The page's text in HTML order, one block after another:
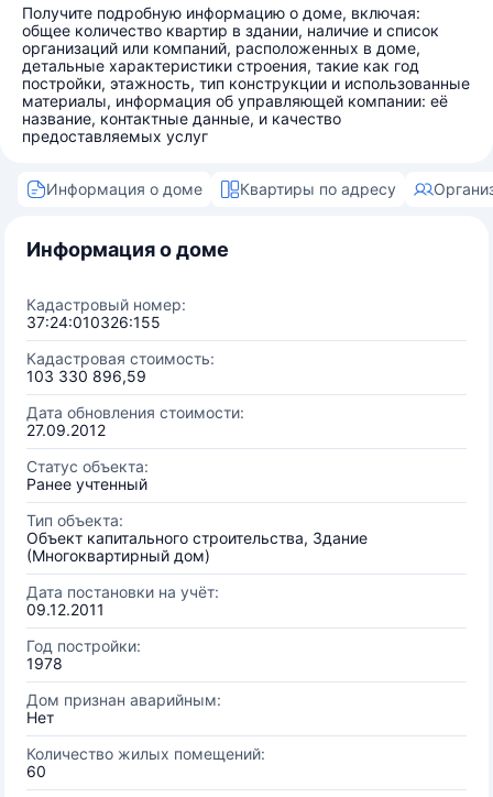
Получите подробную информацию о доме, включая:
общее количество квартир в здании, наличие и список
организаций или компаний, расположенных в доме,
детальные характеристики строения, такие как год
постройки, этажность, тип конструкции и использованные
материалы, информация об управляющей компании: её
название, контактные данные, и качество
предоставляемых услуг
Информация о доме Квартиры по адресу
Информация о доме
Кадастровый номер:
37:24:010326:155
Кадастровая стоимость:
103 330 896,59
Дата обновления стоимости:
27.09.2012
Статус объекта:
Ранее учтенный
Тип объекта:
Объект капитального строительства, Здание
(Многоквартирный дом)
Дата постановки на учёт:
09.12.2011
Год постройки:
1978
Дом признан аварийным:
Нет
Количество жилых помещений:
60